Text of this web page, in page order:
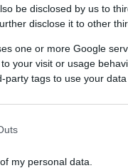
be disclosed by us to
disclose it to other
one or more Google
your visit or usage
tags to use your
my personal data.
κόμματός σου
με